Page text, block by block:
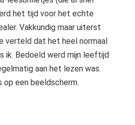
het tijd voor het echte
Vakkundig maar uiterst
verteld dat het heel normaal
ik. Bedoeld werd mijn leeftijd
aan het lezen was.
op een beeldscherm.